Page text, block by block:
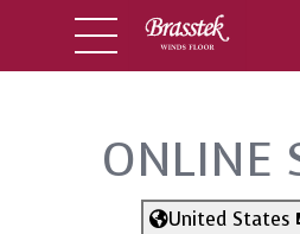
ONLINE
United States